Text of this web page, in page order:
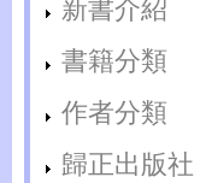
新書介紹
書籍分類
作者分類
歸正出版社